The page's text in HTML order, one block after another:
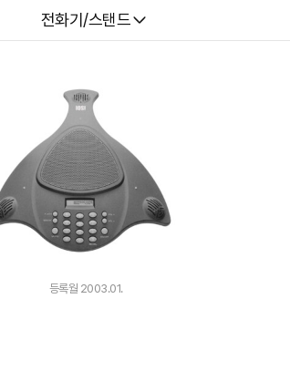
다나와
전화기/스탠드
등록월 2003.01.